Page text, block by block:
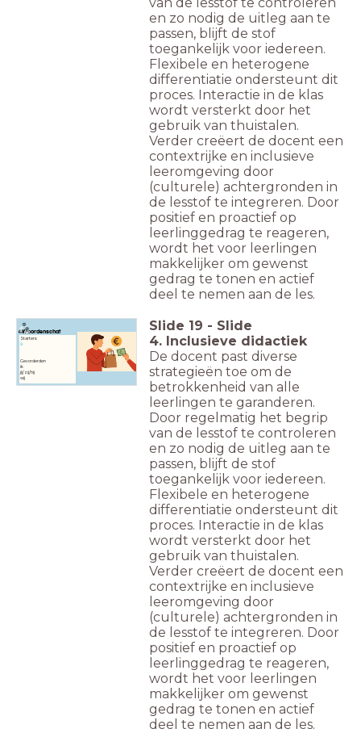
en zo nodig de uitleg aan te
passen, blijft de stof
toegankelijk voor iedereen.
Flexibele en heterogene
differentiatie ondersteunt dit
proces. Interactie in de klas
wordt versterkt door het
gebruik van thuistalen.
Verder creëert de docent een
contextrijke en inclusieve
leeromgeving door
(culturele) achtergronden in
de lesstof te integreren. Door
positief en proactief op
leerlinggedrag te reageren,
wordt het voor leerlingen
makkelijker om gewenst
gedrag te tonen en actief
deel te nemen aan de les.
Woordenschat
Starters:
ik
Gevorderden
ik
jij/zij/hij
wij
Slide 19 - Slide
4. Inclusieve didactiek
De docent past diverse
strategieën toe om de
betrokkenheid van alle
leerlingen te garanderen.
Door regelmatig het begrip
van de lesstof te controleren
en zo nodig de uitleg aan te
passen, blijft de stof
toegankelijk voor iedereen.
Flexibele en heterogene
differentiatie ondersteunt dit
proces. Interactie in de klas
wordt versterkt door het
gebruik van thuistalen.
Verder creëert de docent een
contextrijke en inclusieve
leeromgeving door
(culturele) achtergronden in
de lesstof te integreren. Door
positief en proactief op
leerlinggedrag te reageren,
wordt het voor leerlingen
makkelijker om gewenst
gedrag te tonen en actief
deel te nemen aan de les.